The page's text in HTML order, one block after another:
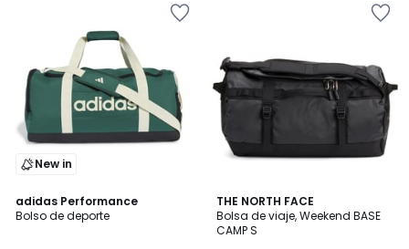
New in
adidas Performance
Bolso de deporte
5
/
THE NORTH FACE
Bolsa de viaje, Weekend BASE
CAMP S
4,8
/ 5
2
Colores